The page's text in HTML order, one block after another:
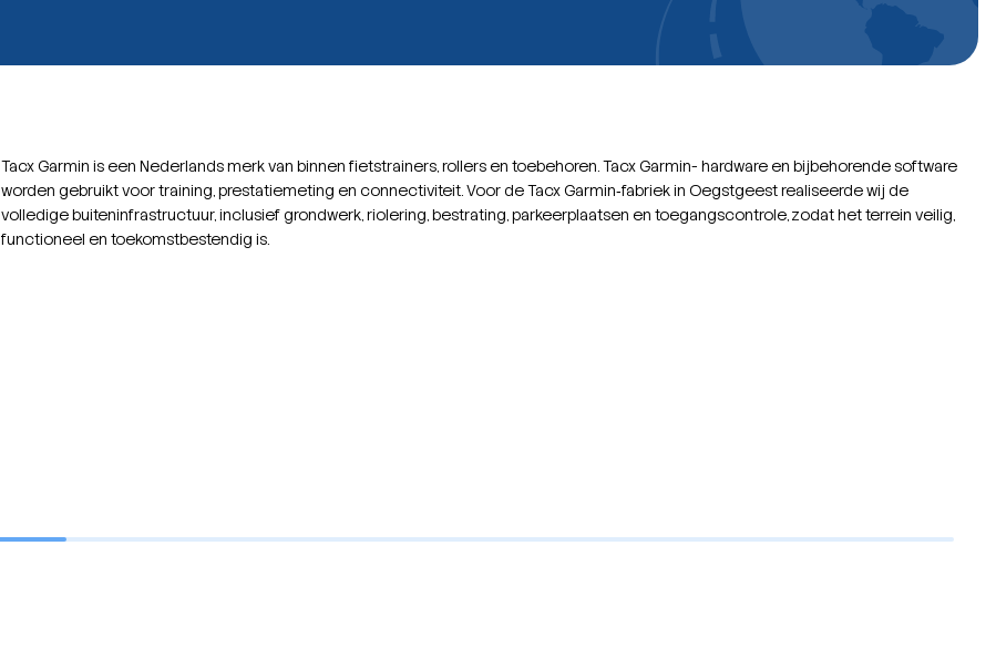
Tacx Garmin is een Nederlands merk van binnen fietstrainers, rollers en toebehoren. Tacx Garmin- hardware en bijbehorende software
worden gebruikt voor training, prestatiemeting en connectiviteit. Voor de Tacx Garmin‑fabriek in Oegstgeest realiseerde wij de
volledige buiteninfrastructuur, inclusief grondwerk, riolering, bestrating, parkeerplaatsen en toegangscontrole, zodat het terrein veilig,
functioneel en toekomstbestendig is.